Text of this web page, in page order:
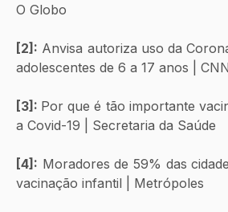
O Globo
[2]: Anvisa autoriza uso da
adolescentes de 6 a 17 anos |
[3]: Por que é tão importante
a Covid-19 | Secretaria da Saúde
[4]: Moradores de 59% das
vacinação infantil | Metrópoles